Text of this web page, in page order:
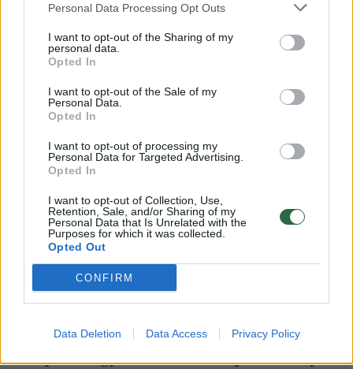
Personal Data Processing Opt Outs
I want to opt-out of the Sharing of my
personal data.
Opted In
I want to opt-out of the Sale of my
Personal Data.
Opted In
I want to opt-out of processing my
Personal Data for Targeted Advertising.
Opted In
I want to opt-out of Collection, Use,
Retention, Sale, and/or Sharing of my
Personal Data that Is Unrelated with the
Purposes for which it was collected.
Opted Out
CONFIRM
Data Deletion Data Access Privacy Policy
sričių – ekonomikos, politikos, technologijų,
finansų, gamybos, eksporto ir regioninės
plėtros, žiniasklaidos.
Renginiu siekiama, kad tai taps platforma ne
tik diskusijoms, bet ir realiems sprendimams,
stiprinantiems regionų ekonomiką bei
Konferencija „Verslo genas“ Tauragėje vyko
visą dieną, o renginio diskusijas ir
svarbiausius pranešimus buvo galima stebėti
tiek gyvai, tiek nuotoliniu būdu.
Konferencija „Verslo genas“:
pasižvalgykite „Verslo kompasas“ salėje